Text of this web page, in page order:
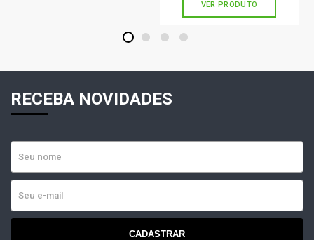
VER PRODUTO
1 2 3 4
RECEBA NOVIDADES
CADASTRAR